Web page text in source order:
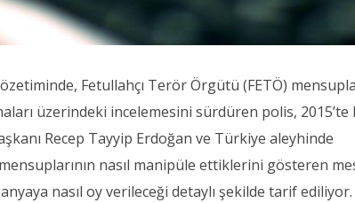
Fetullahçı Terör Örgütü (FETÖ)
üzerindeki incelemesini sürdüren polis, 2015’te
Recep Tayyip Erdoğan ve Türkiye aleyhinde
nasıl manipüle ettiklerini gösteren
nasıl oy verileceği detaylı şekilde tarif ediliyor.